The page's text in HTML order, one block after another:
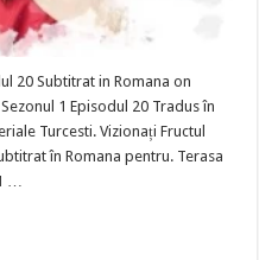
20 Subtitrat in Romana on
1 Episodul 20 Tradus în
Turcesti. Vizionați Fructul
în Romana pentru. Terasa
…